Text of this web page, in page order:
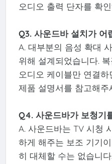
오디오 출력 단자를 확
Q3. 사운드바 설치가 어
A. 대부분의 음성 확대
위해 설계되었습니다.
오디오 케이블만 연결
제품 설명서를 참고해주
Q4. 사운드바가 보청기
A. 사운드바는 TV 시청
하게 해주는 보조 기기
히 대체할 수는 없습니